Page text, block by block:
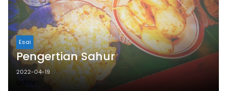
Esai
Pengertian Sahur
2022-04-19
admin